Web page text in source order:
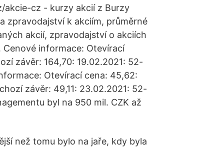
akcie-cz - kurzy akcií z Burzy
zpravodajství k akciím, průměrné
akcií, zpravodajství o akciích
Cenové informace: Otevírací
závěr: 164,70: 19.02.2021: 52-
Otevírací cena: 45,62:
závěr: 49,11: 23.02.2021: 52-
byl na 950 mil. CZK až
než tomu bylo na jaře, kdy byla